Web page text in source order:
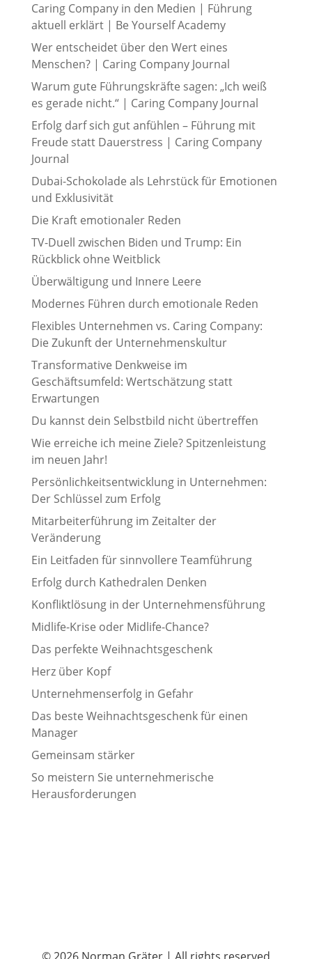
Caring Company in den Medien | Führung
aktuell erklärt | Be Yourself Academy
Wer entscheidet über den Wert eines
Menschen? | Caring Company Journal
Warum gute Führungskräfte sagen: „Ich weiß
es gerade nicht.“ | Caring Company Journal
Erfolg darf sich gut anfühlen – Führung mit
Freude statt Dauerstress | Caring Company
Journal
Dubai-Schokolade als Lehrstück für Emotionen
und Exklusivität
Die Kraft emotionaler Reden
TV-Duell zwischen Biden und Trump: Ein
Rückblick ohne Weitblick
Überwältigung und Innere Leere
Modernes Führen durch emotionale Reden
Flexibles Unternehmen vs. Caring Company:
Die Zukunft der Unternehmenskultur
Transformative Denkweise im
Geschäftsumfeld: Wertschätzung statt
Erwartungen
Du kannst dein Selbstbild nicht übertreffen
Wie erreiche ich meine Ziele? Spitzenleistung
im neuen Jahr!
Persönlichkeitsentwicklung in Unternehmen:
Der Schlüssel zum Erfolg
Mitarbeiterführung im Zeitalter der
Veränderung
Ein Leitfaden für sinnvollere Teamführung
Erfolg durch Kathedralen Denken
Konfliktlösung in der Unternehmensführung
Midlife-Krise oder Midlife-Chance?
Das perfekte Weihnachtsgeschenk
Herz über Kopf
Unternehmenserfolg in Gefahr
Das beste Weihnachtsgeschenk für einen
Manager
Gemeinsam stärker
So meistern Sie unternehmerische
Herausforderungen